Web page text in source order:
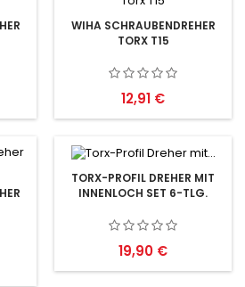
WIHA SCHRAUBENDREHER
TORX T15
Preis
12,91 €
TORX-PROFIL DREHER MIT
INNENLOCH SET 6-TLG.
Preis
19,90 €